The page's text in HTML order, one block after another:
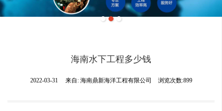
海南水下工程多少钱
2022-03-31 来自: 海南鼎新海洋工程有限公司 浏览次数:899